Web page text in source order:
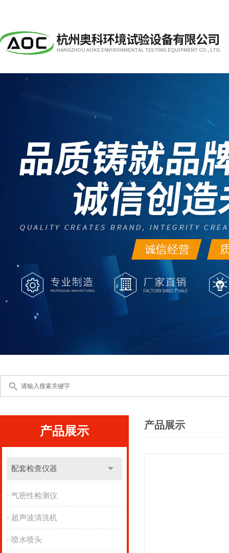
产品展示
配套检查仪器
气密性检测仪
超声波清洗机
喷水喷头
产品展示